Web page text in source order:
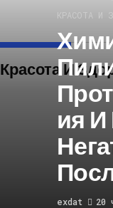
Красота И
КРАСОТА И
Ия
exdat 20